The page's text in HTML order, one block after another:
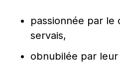
passionnée par le
servais,
obnubilée par